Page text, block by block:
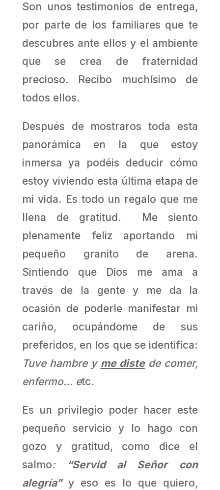
Son unos testimonios de entrega,
por parte de los familiares que te
descubres ante ellos y el ambiente
que se crea de fraternidad
precioso. Recibo muchísimo de
todos ellos.
Después de mostraros toda esta
panorámica en la que estoy
inmersa ya podéis deducir cómo
estoy viviendo esta última etapa de
mi vida. Es todo un regalo que me
llena de gratitud. Me siento
plenamente feliz aportando mi
pequeño granito de arena.
Sintiendo que Dios me ama a
través de la gente y me da la
ocasión de poderle manifestar mi
cariño, ocupándome de sus
preferidos, en los que se identifica:
Tuve hambre y me distede comer,
enfermo… etc.
Es un privilegio poder hacer este
pequeño servicio y lo hago con
gozo y gratitud, como dice el
salmo: “Servid al Señor
con
alegría”y eso es lo que quiero,